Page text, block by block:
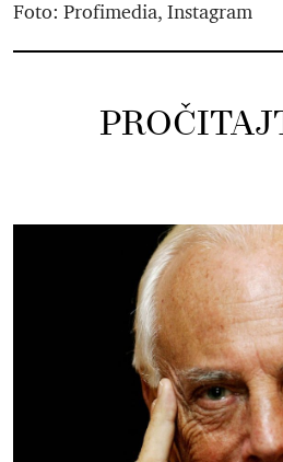
Foto: Profimedia, Instagram